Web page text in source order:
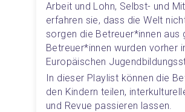
Arbeit und Lohn, Selbst- und
erfahren sie, dass die Welt
sorgen die Betreuer*innen aus
Betreuer*innen wurden vorher
Europäischen
In dieser Playlist können die
den Kindern teilen,
und Revue passieren lassen.